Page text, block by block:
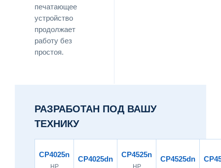
печатающее
устройство
продолжает
работу без
простоя.
РАЗРАБОТАН ПОД ВАШУ
ТЕХНИКУ
CP4025n
HP
CP4025dn
CP4525n
HP
CP4525dn